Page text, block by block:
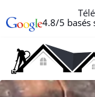
4.8/5 basés